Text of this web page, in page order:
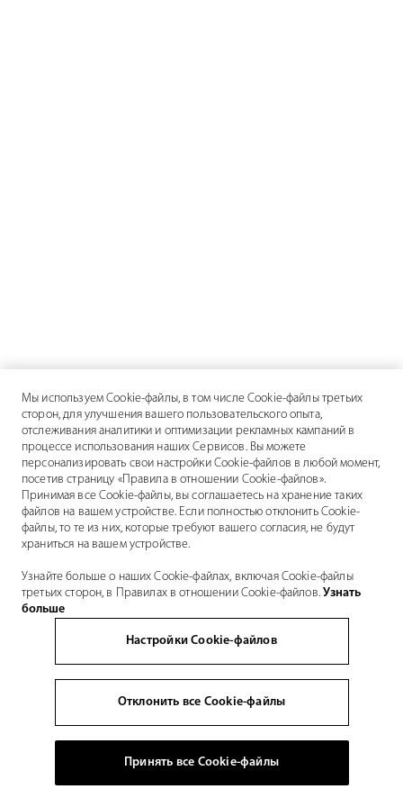
Мы используем Cookie-файлы, в том числе Cookie-файлы третьих
сторон, для улучшения вашего пользовательского опыта,
отслеживания аналитики и оптимизации рекламных кампаний в
процессе использования наших Сервисов. Вы можете
персонализировать свои настройки Cookie-файлов в любой момент,
посетив страницу «Правила в отношении Cookie-файлов».
Принимая все Cookie-файлы, вы соглашаетесь на хранение таких
файлов на вашем устройстве. Если полностью отклонить Cookie-
файлы, то те из них, которые требуют вашего согласия, не будут
храниться на вашем устройстве.
Узнайте больше о наших Cookie-файлах, включая Cookie-файлы
третьих сторон, в Правилах в отношении Cookie-файлов.Узнать
больше
Настройки Cookie-файлов
Отклонить все Cookie-файлы
Принять все Cookie-файлы